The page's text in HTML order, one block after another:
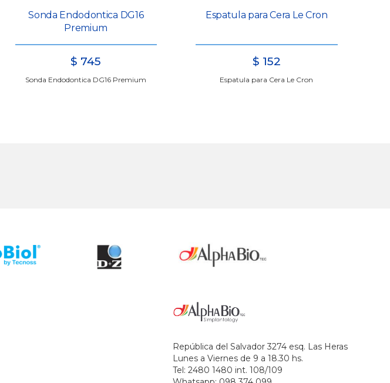
Sonda Endodontica DG16
Premium
$ 745
Sonda Endodontica DG16 Premium
Espatula para Cera Le Cron
$ 152
Espatula para Cera Le Cron
República del Salvador 3274 esq. Las Heras
Lunes a Viernes de 9 a 18.30 hs.
Tel: 2480 1480 int. 108/109